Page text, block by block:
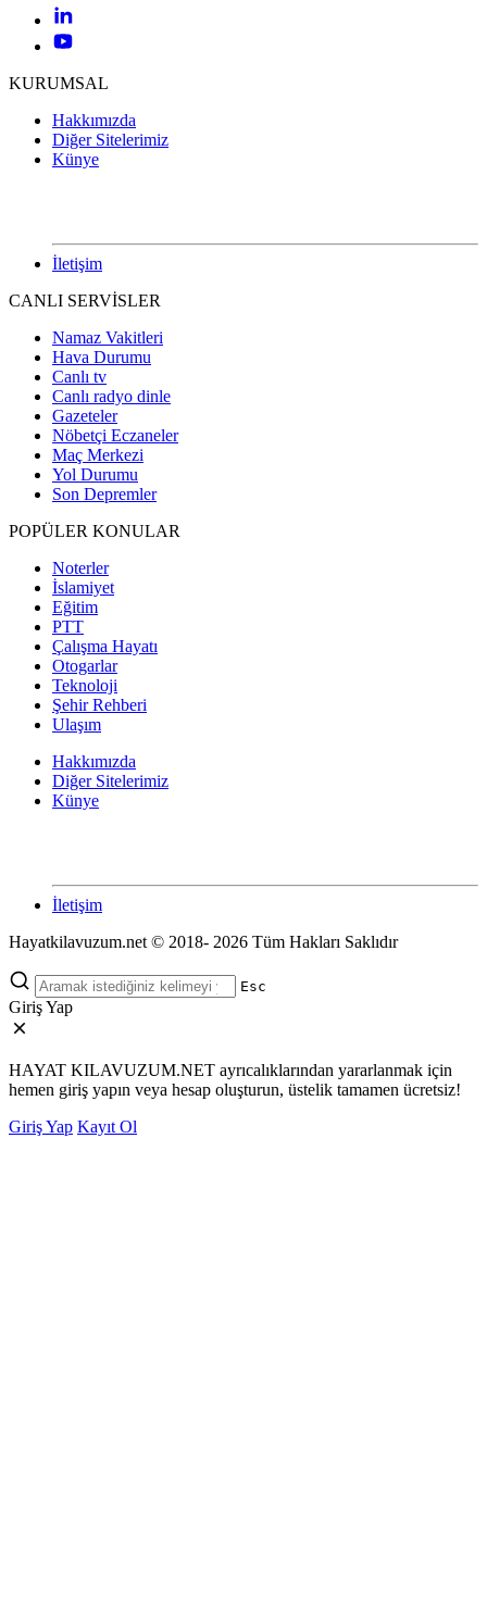
KURUMSAL
Hakkımızda
Diğer Sitelerimiz
Künye
İletişim
CANLI SERVİSLER
Namaz Vakitleri
Hava Durumu
Canlı tv
Canlı radyo dinle
Gazeteler
Nöbetçi Eczaneler
Maç Merkezi
Yol Durumu
Son Depremler
POPÜLER KONULAR
Noterler
İslamiyet
Eğitim
PTT
Çalışma Hayatı
Otogarlar
Teknoloji
Şehir Rehberi
Ulaşım
Hakkımızda
Diğer Sitelerimiz
Künye
İletişim
Hayatkilavuzum.net © 2018- 2026 Tüm Hakları Saklıdır
Esc
Giriş Yap
HAYAT KILAVUZUM.NET ayrıcalıklarından yararlanmak için
hemen giriş yapın veya hesap oluşturun, üstelik tamamen ücretsiz!
Giriş Yap Kayıt Ol